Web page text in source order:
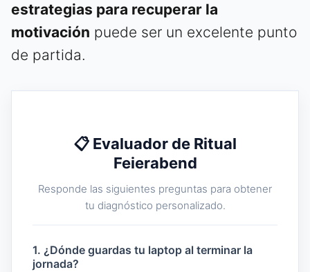
estrategias para recuperar la
motivación puede ser un excelente punto
de partida.
📋 Evaluador de Ritual
Feierabend
Responde las siguientes preguntas para obtener
tu diagnóstico personalizado.
1. ¿Dónde guardas tu laptop al terminar la
jornada?